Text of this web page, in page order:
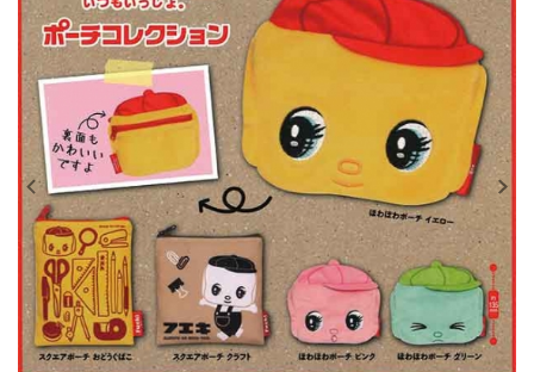
カプセルトイマシン本体
カプセルトイ
販促用空カプセル
レンタル
景品・玩具・文具